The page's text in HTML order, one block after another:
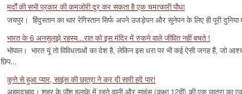
मर्दों की सभी प्रकार की कमजोरी दूर कर सकता है एक चमत्‍कारी पौधा
जयपुर। हिंदुस्‍तान का थार रेगिस्‍तान सिर्फ अपने उजड़ेपन और सूनेपन के लिए ही पूरी दुनिया
भारत के 6 अनसुलझे रहस्य...रात को इस मंदिर में रुकने वाले जीवित नहीं बचते !
भोपाल। भारत यूं तो विविधताओं का देश है, लेकिन इस धरा पर भी कई ऐसी जगह हैं, जो
छिप...
कुत्ते से हुआ प्यार, साइंस की छात्रा ने कर दी सारी हदें पार!
अहमदाबाद। शहर के पॉश इलाके में रहने वाली और साइंस (कक्षा 12वीं) की एक छात्रा का